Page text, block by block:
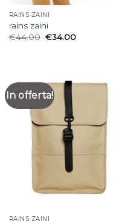
RAINS ZAINI
rains zaini
€44.00 €34.00
In offerta!
RAINS ZAINI